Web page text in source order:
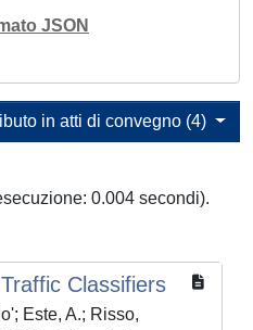
JSON
in atti di convegno (4)
0.004 secondi).
Classifiers
Este, A.; Risso,